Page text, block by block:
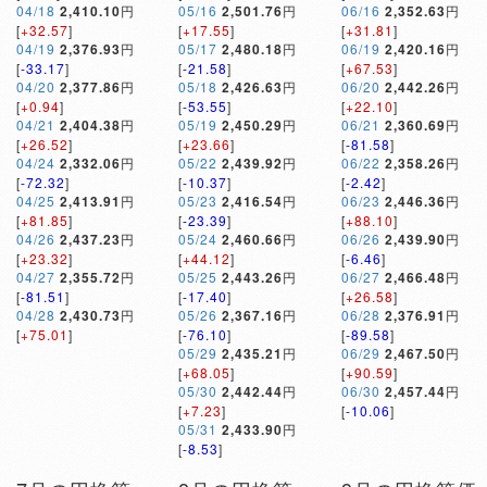
04/18 2,410.10円
[+32.57]
04/19 2,376.93円
[-33.17]
04/20 2,377.86円
[+0.94]
04/21 2,404.38円
[+26.52]
04/24 2,332.06円
[-72.32]
04/25 2,413.91 円
[+81.85]
04/26 2,437.23円
[+23.32]
04/27 2,355.72円
[-81.51]
04/28 2,430.73円
[+75.01]
05/16 2,501.76円
[+17.55]
05/17 2,480.18円
[-21.58]
05/18 2,426.63円
[-53.55]
05/19 2,450.29円
[+23.66]
05/22 2,439.92円
[-10.37]
05/23 2,416.54円
[-23.39]
05/24 2,460.66円
[+44.12]
05/25 2,443.26円
[-17.40]
05/26 2,367.16円
[-76.10]
05/29 2,435.21 円
[+68.05]
05/30 2,442.44円
[+7.23]
05/31 2,433.90円
[-8.53]
06/16 2,352.63円
[+31.81]
06/19 2,420.16円
[+67.53]
06/20 2,442.26円
[+22.10]
06/21 2,360.69円
[-81.58]
06/22 2,358.26円
[-2.42]
06/23 2,446.36円
[+88.10]
06/26 2,439.90円
[-6.46]
06/27 2,466.48円
[+26.58]
06/28 2,376.91 円
[-89.58]
06/29 2,467.50円
[+90.59]
06/30 2,457.44円
[-10.06]